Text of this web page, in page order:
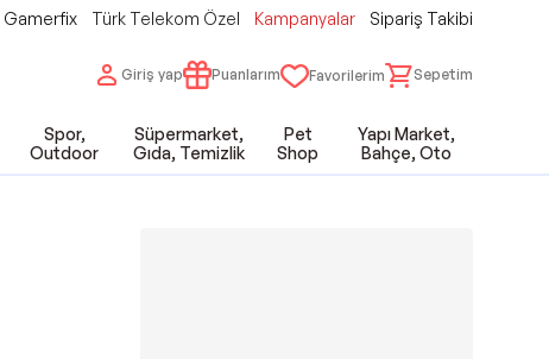
Gamerfix Türk Telekom Özel Kampanyalar Sipariş Takibi
Giriş yap Puanlarım Favorilerim Sepetim
Spor,
Outdoor
Süpermarket,
Gıda, Temizlik
Pet
Shop
Yapı Market,
Bahçe, Oto